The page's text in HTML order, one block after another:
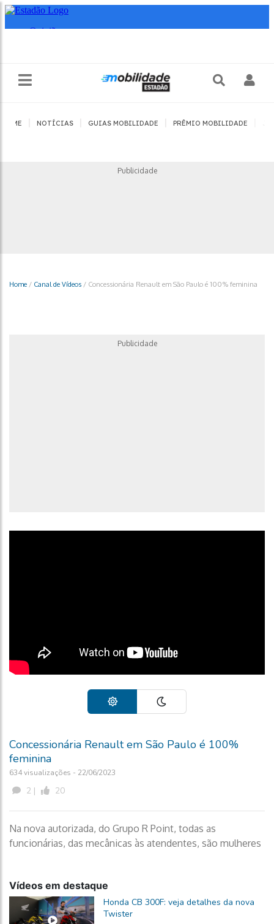
HOME NOTÍCIAS GUIAS MOBILIDADE PRÊMIO MOBILIDADE
Publicidade
Home / Canal de Vídeos / Concessionária Renault em São Paulo é 100% feminina
Publicidade
Concessionária Renault em São Paulo é 100%
feminina
634 visualizações - 22/06/2023
2 | 20
Na nova autorizada, do Grupo R Point, todas as
funcionárias, das mecânicas às atendentes, são mulheres
Vídeos em destaque
Honda CB 300F: veja detalhes da nova
Twister